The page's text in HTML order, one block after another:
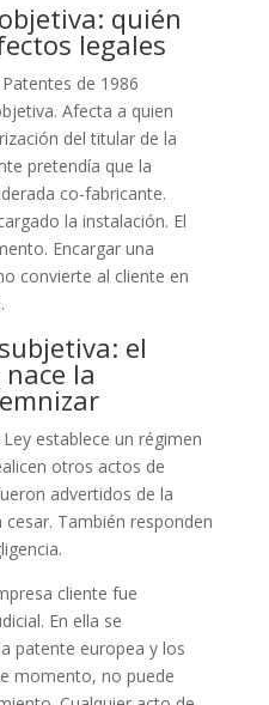
quién
legales
de 1986
Afecta a quien
del titular de la
pretendía que la
co-fabricante.
la instalación. El
Encargar una
convierte al cliente en
el
la
establece un régimen
otros actos de
advertidos de la
También responden
cliente fue
En ella se
patente europea y los
momento, no puede